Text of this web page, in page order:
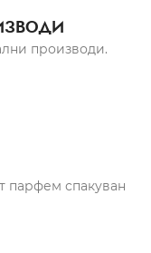
производи.
парфем спакуван